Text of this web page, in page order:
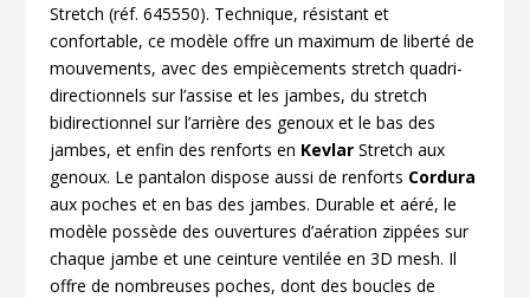
Stretch (réf. 645550). Technique, résistant et
confortable, ce modèle offre un maximum de liberté de
mouvements, avec des empiècements stretch quadri-
directionnels sur l’assise et les jambes, du stretch
bidirectionnel sur l’arrière des genoux et le bas des
jambes, et enfin des renforts en Kevlar Stretch aux
genoux. Le pantalon dispose aussi de renforts Cordura
aux poches et en bas des jambes. Durable et aéré, le
modèle possède des ouvertures d’aération zippées sur
chaque jambe et une ceinture ventilée en 3D mesh. Il
offre de nombreuses poches, dont des boucles de